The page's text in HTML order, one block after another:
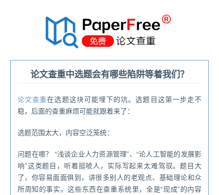
论文查重中选题会有哪些陷阱等着我们？
论文查重在选题这块可能埋下的坑。选题目这第一步走不
稳，后面的查重麻烦可能就跟着来了：
选题范围太大，内容空泛笼统：
问题在哪？ “浅谈企业人力资源管理”、“论人工智能的发展影
响”这类题目，听着挺唬人，实际写起来太难驾驭。题目大
了，你容易面面俱到，讲很多别人的老观点、基础理论和众
所周知的事实。这些东西在查重系统里，全是“现成”的内容